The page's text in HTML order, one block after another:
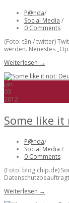
P@nda/
Social Media /
0 Comments
(Foto: t3n / twitter)
werden. Neuestes
Weiterlesen →
Jan.
03
2012
Some like
P@nda/
Social Media /
0 Comments
(Foto: blog.chip.de)
Weiterlesen →